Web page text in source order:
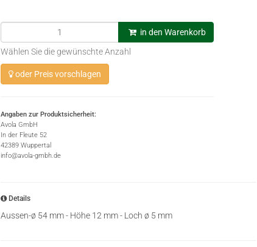
in den Warenkorb
Wählen Sie die gewünschte Anzahl
oder Preis vorschlagen
Angaben zur Produktsicherheit:
Avola GmbH
In der Fleute 52
42389 Wuppertal
info@avola-gmbh.de
Details
Aussen-ø 54 mm - Höhe 12 mm - Loch ø 5 mm